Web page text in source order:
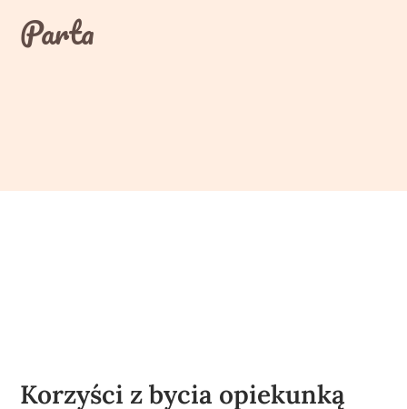
contentParta
Korzyści z bycia opiekunką